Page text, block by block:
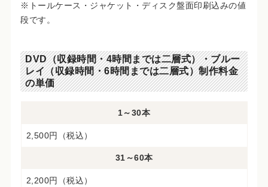
※トールケース・ジャケット・ディスク盤面印刷込みの値
段です。
DVD（収録時間・4時間までは二層式）・ブルー
レイ（収録時間・6時間までは二層式）制作料金
の単価
1～30本
2,500円（税込）
31～60本
2,200円（税込）